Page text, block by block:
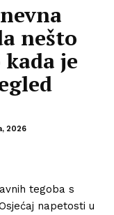
nešto
je
2026
tegoba s
napetosti u